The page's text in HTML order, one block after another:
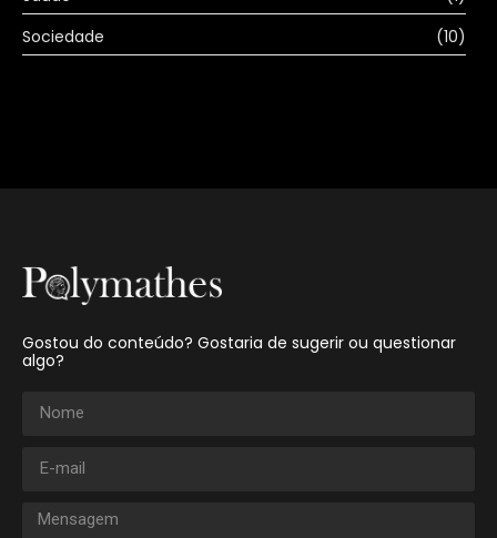
Sociedade
(10)
Gostou do conteúdo? Gostaria de sugerir ou questionar
algo?